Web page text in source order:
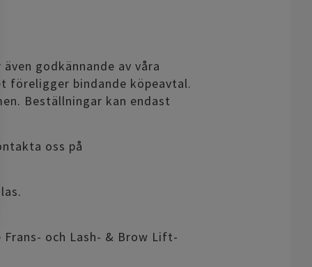
godkännande av våra
föreligger bindande köpeavtal.
Beställningar kan endast
oss på
och Lash- & Brow Lift-